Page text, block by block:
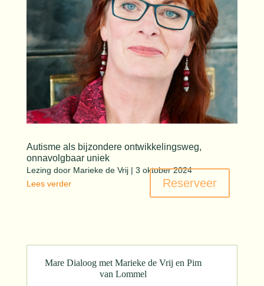
Autisme als bijzondere ontwikkelingsweg,
onnavolgbaar uniek
Lezing door Marieke de Vrij | 3 oktober 2024
Lees verder
Reserveer
Mare Dialoog met Marieke de Vrij en Pim
van Lommel